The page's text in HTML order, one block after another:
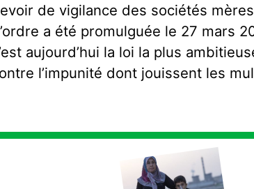
de vigilance des sociétés
a été promulguée le 27 mars
aujourd’hui la loi la plus
l’impunité dont jouissent les